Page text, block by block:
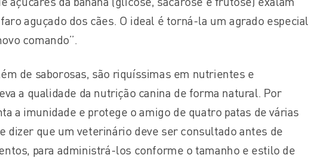
aguçado dos cães. O ideal é torná-la um agrado especial
comando”.
de saborosas, são riquíssimas em nutrientes e
a qualidade da nutrição canina de forma natural. Por
a imunidade e protege o amigo de quatro patas de várias
dizer que um veterinário deve ser consultado antes de
para administrá-los conforme o tamanho e estilo de